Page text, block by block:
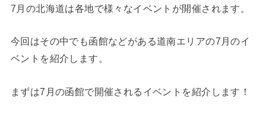
7月の北海道は各地で様々なイベントが開催されます。
今回はその中でも函館などがある道南エリアの7月のイ
ベントを紹介します。
まずは7月の函館で開催されるイベントを紹介します！